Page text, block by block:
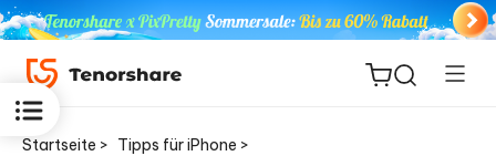
Startseite > Tipps für iPhone >